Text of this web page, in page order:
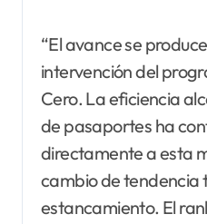
“El avance se
intervención del
Cero. La eficiencia
de pasaportes ha
directamente a esta
cambio de tendencia
estancamiento. El